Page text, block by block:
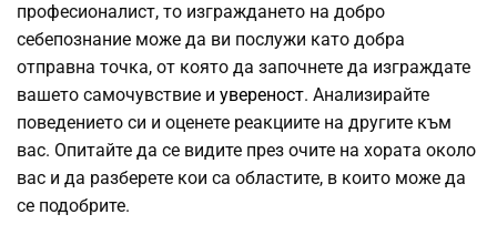
професионалист, то изграждането на добро
себепознание може да ви послужи като добра
отправна точка, от която да започнете да изграждате
вашето самочувствие и увереност. Анализирайте
поведението си и оценете реакциите на другите към
вас. Опитайте да се видите през очите на хората около
вас и да разберете кои са областите, в които може да
се подобрите.